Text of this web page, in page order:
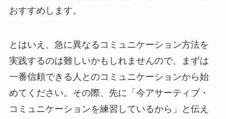
おすすめします。
とはいえ、急に異なるコミュニケーション方法を
実践するのは難しいかもしれませんので、まずは
一番信頼できる人とのコミュニケーションから始
めてください。その際、先に「今アサーティブ・
コミュニケーションを練習しているから」と伝え